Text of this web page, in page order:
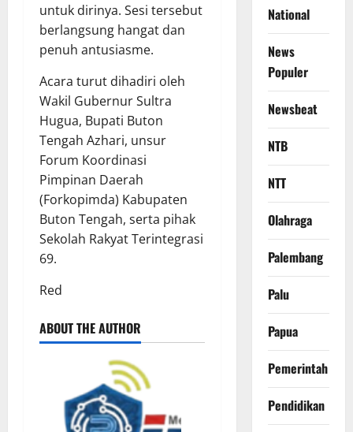
untuk dirinya. Sesi tersebut
berlangsung hangat dan
penuh antusiasme.
Acara turut dihadiri oleh
Wakil Gubernur Sultra
Hugua, Bupati Buton
Tengah Azhari, unsur
Forum Koordinasi
Pimpinan Daerah
(Forkopimda) Kabupaten
Buton Tengah, serta pihak
Sekolah Rakyat Terintegrasi
69.
Red
ABOUT THE AUTHOR
National
News
Populer
Newsbeat
NTB
NTT
Olahraga
Palembang
Palu
Papua
Pemerintah
Pendidikan